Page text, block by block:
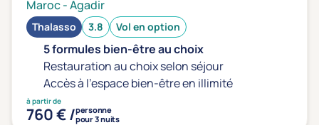
Maroc-Agadir
Thalasso 3.8 Vol en option
5 formules bien-être au choix
Restauration au choix selon séjour
Accès à l'espace bien-être en illimité
à partir de
760 € /personne
pour 3 nuits